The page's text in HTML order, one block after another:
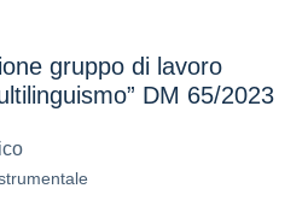
gruppo di lavoro
DM 65/2023